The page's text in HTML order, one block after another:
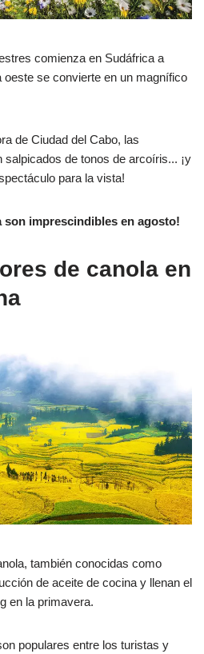
comienza en Sudáfrica a
oeste se convierte en un magnífico
de Ciudad del Cabo, las
de tonos de arcoíris... ¡y
para la vista!
son imprescindibles en agosto!
de canola en
también conocidas como
de aceite de cocina y llenan el
en la primavera.
populares entre los turistas y